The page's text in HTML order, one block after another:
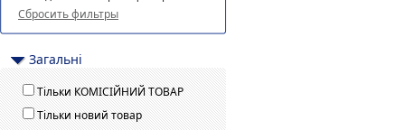
Сбросить фильтры
Загальні
Тільки КОМІСІЙНИЙ ТОВАР
Тільки новий товар